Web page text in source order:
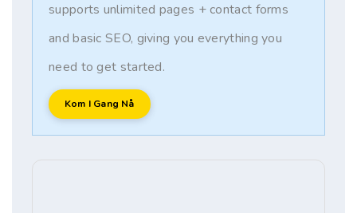
supports unlimited pages + contact forms
and basic SEO, giving you everything you
need to get started.
Kom I Gang Nå